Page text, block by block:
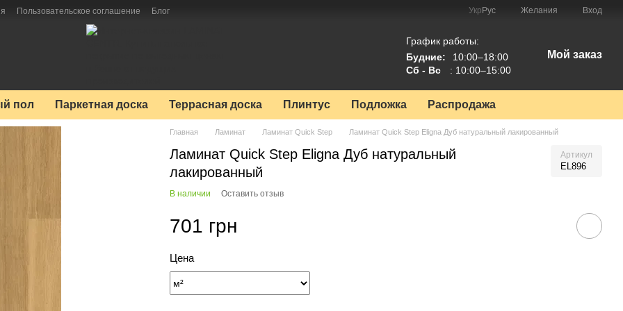
Пользовательское соглашение Блог Укр Рус Желания Вход
График работы:
Будние:
10:00–18:00
Сб - Вс
: 10:00–15:00
Мой заказ
пол Паркетная доска Террасная доска Плинтус Подложка Распродажа
Главная Ламинат Ламинат Quick Step Ламинат Quick Step Eligna Дуб натуральный лакированный
Ламинат Quick Step Eligna Дуб натуральный
лакированный
Артикул
EL896
В наличии Оставить отзыв
701 грн
Цена